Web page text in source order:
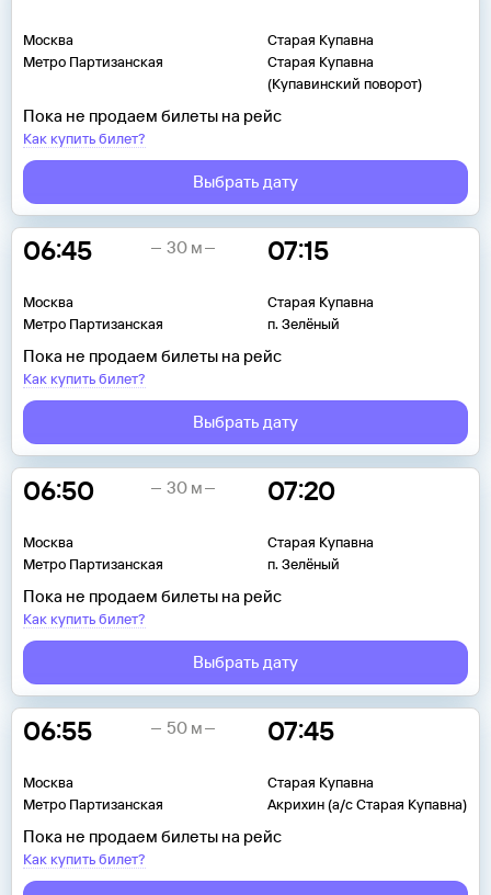
Москва
Метро Партизанская
Старая Купавна
Старая Купавна
(Купавинский поворот)
Пока не продаем билеты на рейс
Как купить билет?
Выбрать дату
06:45
Москва
Метро Партизанская
07:15
Старая Купавна
п. Зелёный
30 м
Пока не продаем билеты на рейс
Как купить билет?
Выбрать дату
06:50
Москва
Метро Партизанская
07:20
Старая Купавна
п. Зелёный
30 м
Пока не продаем билеты на рейс
Как купить билет?
Выбрать дату
06:55
Москва
Метро Партизанская
07:45
Старая Купавна
Акрихин (а/с Старая Купавна)
50 м
Пока не продаем билеты на рейс
Как купить билет?